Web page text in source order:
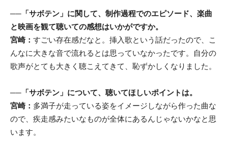
── 「サボテン」に関して、制作過程でのエピソード、楽曲
と映画を観て聴いての感想はいかがですか。
宮崎： すごい存在感だなと。挿入歌という話だったので、こ
んなに大きな音で流れるとは思っていなかったです。自分の
歌声がとても大きく聴こえてきて、恥ずかしくなりました。
── 「サボテン」について、聴いてほしいポイントは。
宮崎： 多満子が走っている姿をイメージしながら作った曲な
ので、疾走感みたいなものが全体にあるんじゃないかなと思
います。